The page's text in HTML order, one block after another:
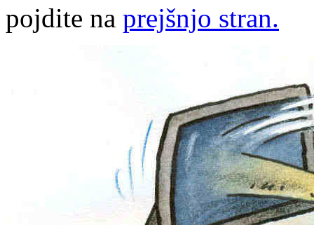
pojdite na prejšnjo stran.